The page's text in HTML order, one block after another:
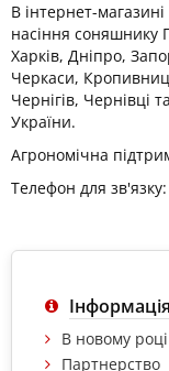
В інтернет-
насіння соняшнику
Харків, Дніпро,
Черкаси,
Чернігів, Чернівці
України.
Агрономічна
Телефон для
Інформація
В новому
Партнерство